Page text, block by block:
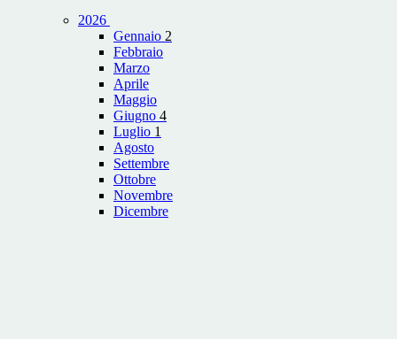
2026
Gennaio 2
Febbraio
Marzo
Aprile
Maggio
Giugno 4
Luglio 1
Agosto
Settembre
Ottobre
Novembre
Dicembre